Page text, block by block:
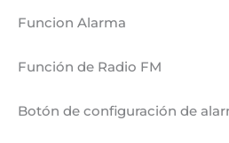
Funcion Alarma
Función de Radio FM
Botón de configuración de